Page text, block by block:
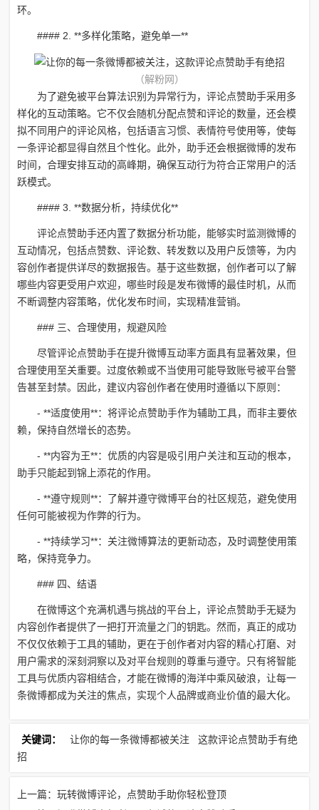
环。
#### 2. **多样化策略，避免单一**
（解粉网）
为了避免被平台算法识别为异常行为，评论点赞助手采用多
样化的互动策略。它不仅会随机分配点赞和评论的数量，还会模
拟不同用户的评论风格，包括语言习惯、表情符号使用等，使每
一条评论都显得自然且个性化。此外，助手还会根据微博的发布
时间，合理安排互动的高峰期，确保互动行为符合正常用户的活
跃模式。
#### 3. **数据分析，持续优化**
评论点赞助手还内置了数据分析功能，能够实时监测微博的
互动情况，包括点赞数、评论数、转发数以及用户反馈等，为内
容创作者提供详尽的数据报告。基于这些数据，创作者可以了解
哪些内容更受用户欢迎，哪些时段是发布微博的最佳时机，从而
不断调整内容策略，优化发布时间，实现精准营销。
### 三、合理使用，规避风险
尽管评论点赞助手在提升微博互动率方面具有显著效果，但
合理使用至关重要。过度依赖或不当使用可能导致账号被平台警
告甚至封禁。因此，建议内容创作者在使用时遵循以下原则：
- **适度使用**：将评论点赞助手作为辅助工具，而非主要依
赖，保持自然增长的态势。
- **内容为王**：优质的内容是吸引用户关注和互动的根本，
助手只能起到锦上添花的作用。
- **遵守规则**：了解并遵守微博平台的社区规范，避免使用
任何可能被视为作弊的行为。
- **持续学习**：关注微博算法的更新动态，及时调整使用策
略，保持竞争力。
### 四、结语
在微博这个充满机遇与挑战的平台上，评论点赞助手无疑为
内容创作者提供了一把打开流量之门的钥匙。然而，真正的成功
不仅仅依赖于工具的辅助，更在于创作者对内容的精心打磨、对
用户需求的深刻洞察以及对平台规则的尊重与遵守。只有将智能
工具与优质内容相结合，才能在微博的海洋中乘风破浪，让每一
条微博都成为关注的焦点，实现个人品牌或商业价值的最大化。
关键词： 让你的每一条微博都被关注
这款评论点赞助手有绝
招
上一篇：玩转微博评论，点赞助手助你轻松登顶